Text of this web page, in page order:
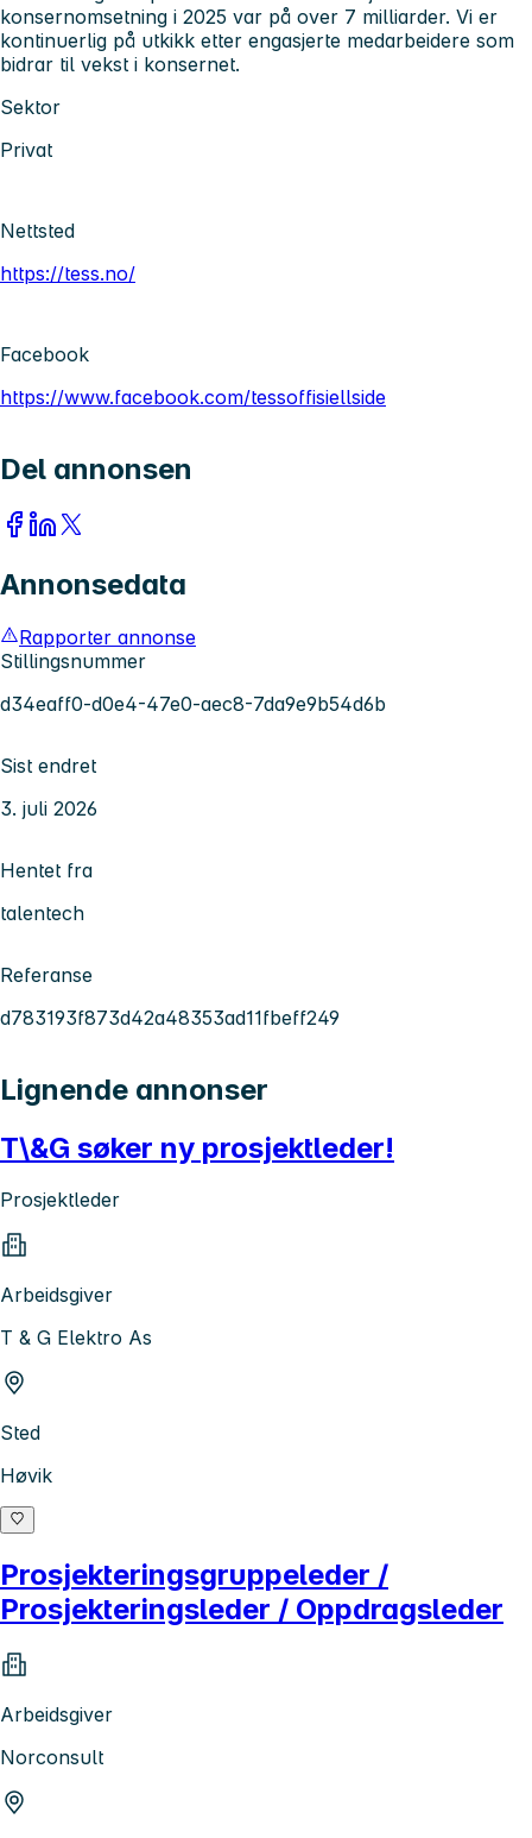
konsernomsetning i 2025 var på over 7 milliarder. Vi er
kontinuerlig på utkikk etter engasjerte medarbeidere som
bidrar til vekst i konsernet.
Sektor
Privat
Nettsted
https://tess.no/
Facebook
https://www.facebook.com/tessoffisiellside
Del annonsen
Annonsedata
Rapporter annonse
Stillingsnummer
d34eaff0-d0e4-47e0-aec8-7da9e9b54d6b
Sist endret
3. juli 2026
Hentet fra
talentech
Referanse
d783193f873d42a48353ad11fbeff249
Lignende annonser
T\&G søker ny prosjektleder!
Prosjektleder
Arbeidsgiver
T & G Elektro As
Sted
Høvik
Prosjekteringsgruppeleder /
Prosjekteringsleder / Oppdragsleder
Arbeidsgiver
Norconsult